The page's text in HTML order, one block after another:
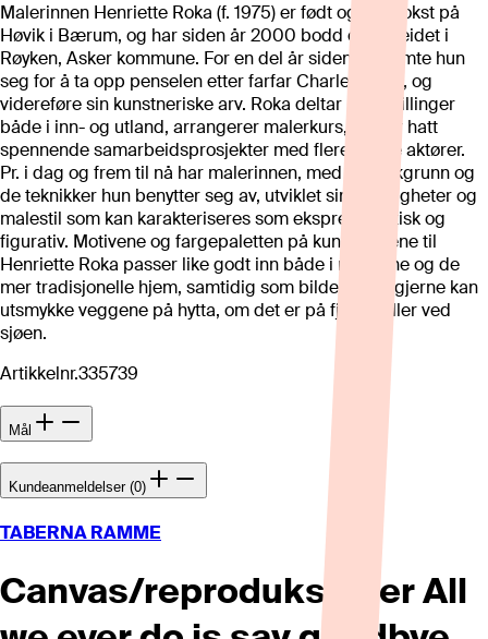
Malerinnen Henriette Roka (f. 1975) er født og oppvokst på
Høvik i Bærum, og har siden år 2000 bodd og arbeidet i
Røyken, Asker kommune. For en del år siden bestemte hun
seg for å ta opp penselen etter farfar Charles Roka, og
videreføre sin kunstneriske arv. Roka deltar på utstillinger
både i inn- og utland, arrangerer malerkurs, og har hatt
spennende samarbeidsprosjekter med flere kjente aktører.
Pr. i dag og frem til nå har malerinnen, med sin bakgrunn og
de teknikker hun benytter seg av, utviklet sine ferdigheter og
malestil som kan karakteriseres som ekspresjonistisk og
figurativ. Motivene og fargepaletten på kunstverkene til
Henriette Roka passer like godt inn både i moderne og de
mer tradisjonelle hjem, samtidig som bildene like gjerne kan
utsmykke veggene på hytta, om det er på fjellet, eller ved
sjøen.
Artikkelnr.335739
Mål
Kundeanmeldelser (0)
TABERNA RAMME
Canvas/reproduksjoner All